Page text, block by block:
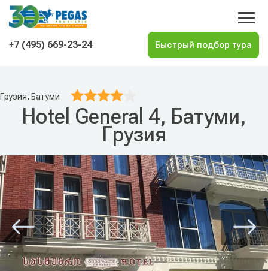
На главную
+7 (495) 669-23-24
Грузия, Батуми
Hotel General 4, Батуми,
Грузия